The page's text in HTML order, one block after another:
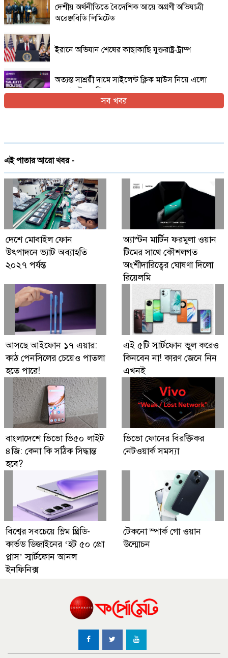
দেশীয় অর্থনীতিতে বৈদেশিক আয়ে অগ্রণী অভিযাত্রী
অরেঞ্জবিডি লিমিটেড
ইরানে অভিযান শেষের কাছাকাছি যুক্তরাষ্ট্র-ট্রাম্প
অত্যন্ত সাশ্রয়ী দামে সাইলেন্ট ক্লিক মাউস নিয়ে এলো
এফোরটেক ওপি-৫৫০এস
চালু
গ্লোবাল ব্র্যান্ড পিএলসি নিয়ে এলো লেনোভো ঈদ
ফেস্টিভাল অফার
Digital Economy Can Power Inclusive
Growth and Innovation
সব খবর
এই পাতার আরো খবর -
দেশে মোবাইল ফোন
উৎপাদনে ভ্যাট অব্যাহতি
২০২৭ পর্যন্ত
অ্যাস্টন মার্টিন ফরমুলা ওয়ান
টিমের সাথে কৌশলগত
অংশীদারিত্বের ঘোষণা দিলো
রিয়েলমি
আসছে আইফোন ১৭ এয়ার:
কাঠ পেনসিলের চেয়েও পাতলা
হতে পারে!
এই ৫টি স্মার্টফোন ভুল করেও
কিনবেন না! কারণ জেনে নিন
এখনই
বাংলাদেশে ভিভো ভি৫০ লাইট
৪জি: কেনা কি সঠিক সিদ্ধান্ত
হবে?
ভিভো ফোনের বিরক্তিকর
নেটওয়ার্ক সমস্যা
বিশ্বের সবচেয়ে স্লিম থ্রিডি-
কার্ভড ডিজাইনের ‘হট ৫০ প্রো
প্লাস’ স্মার্টফোন আনল
ইনফিনিক্স
টেকনো স্পার্ক গো ওয়ান
উন্মোচন